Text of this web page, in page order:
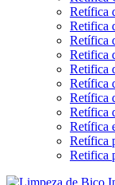
Retífica
Retifica
Retífica
Retifica
Retifica
Retífica
Retífica
Retífica
Retífica
Retífica
Retifica